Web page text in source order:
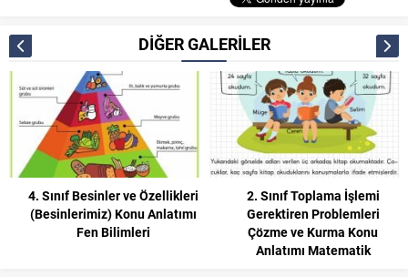
DİĞER GALERİLER
4. Sınıf Besinler ve Özellikleri
(Besinlerimiz) Konu Anlatımı
Fen Bilimleri
2. Sınıf Toplama İşlemi
Gerektiren Problemleri
Çözme ve Kurma Konu
Anlatımı Matematik